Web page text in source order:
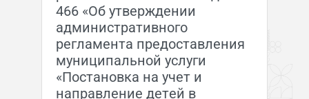
466 «Об утверждении
административного
регламента предоставления
муниципальной услуги
«Постановка на учет и
направление детей в